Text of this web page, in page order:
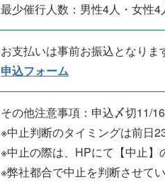
最少催行人数：男性4人・女性4
お支払いは事前お振込となりま
申込フォーム
その他注意事項：申込〆切11/
※中止判断のタイミングは前日
※中止の際は、HPにて【中止】
※弊社都合で中止を判断させて